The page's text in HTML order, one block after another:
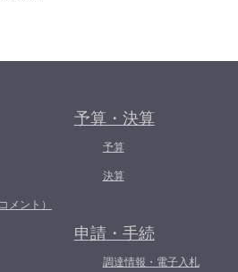
メント）
予算・決算
予算
決算
申請・手続
調達情報・電子入札